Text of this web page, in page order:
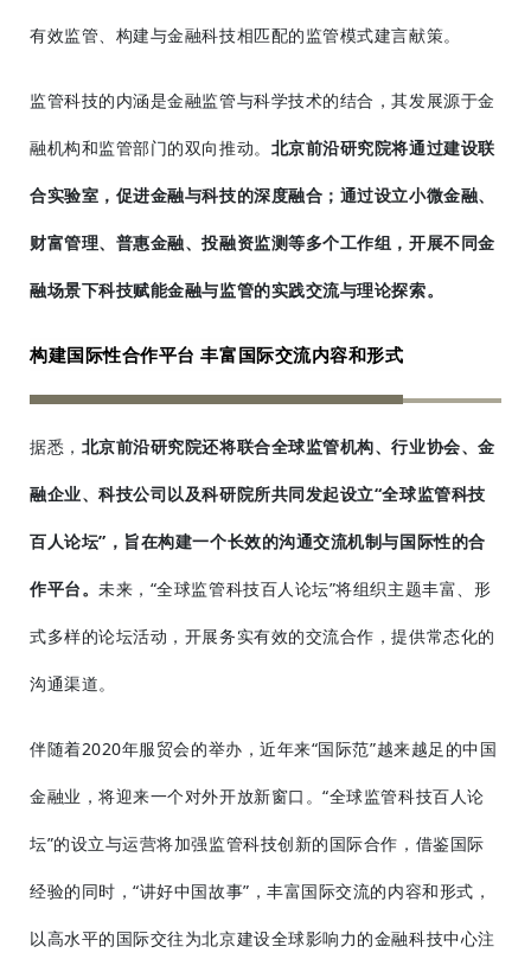
有效监管、构建与金融科技相匹配的监管模式建言献策。
监管科技的内涵是金融监管与科学技术的结合，其发展源于金
融机构和监管部门的双向推动。 北京前沿研究院将通过建设联
合实验室，促进金融与科技的深度融合；通过设立小微金融、
财富管理、普惠金融、投融资监测等多个工作组，开展不同金
融场景下科技赋能金融与监管的实践交流与理论探索。
构建国际性合作平台 丰富国际交流内容和形式
据悉， 北京前沿研究院还将联合全球监管机构、行业协会、金
融企业、科技公司以及科研院所共同发起设立“全球监管科技
百人论坛”，旨在构建一个长效的沟通交流机制与国际性的合
作平台。未来，“全球监管科技百人论坛”将组织主题丰富、形
式多样的论坛活动，开展务实有效的交流合作，提供常态化的
沟通渠道。
伴随着2020年服贸会的举办，近年来“国际范”越来越足的中国
金融业，将迎来一个对外开放新窗口。“全球监管科技百人论
坛”的设立与运营将加强监管科技创新的国际合作，借鉴国际
经验的同时，“讲好中国故事”，丰富国际交流的内容和形式，
以高水平的国际交往为北京建设全球影响力的金融科技中心注